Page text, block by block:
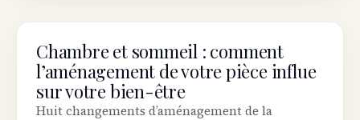
INTENTIONAL LIVING
Chambre et sommeil : comment
l’aménagement de votre pièce influe
sur votre bien-être
Huit changements d’aménagement de la